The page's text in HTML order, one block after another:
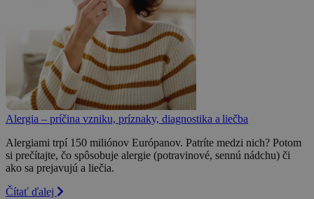
Alergia – príčina vzniku, príznaky, diagnostika a liečba
Alergiami trpí 150 miliónov Európanov. Patríte medzi nich? Potom
si prečítajte, čo spôsobuje alergie (potravinové, sennú nádchu) či
ako sa prejavujú a liečia.
Čítať ďalej